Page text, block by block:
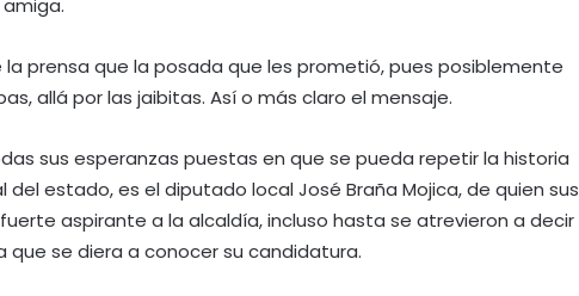
prensa que la posada que les prometió, pues posiblemente
allá por las jaibitas. Así o más claro el mensaje.
sus esperanzas puestas en que se pueda repetir la historia
estado, es el diputado local José Braña Mojica, de quien sus
aspirante a la alcaldía, incluso hasta se atrevieron a decir
se diera a conocer su candidatura.